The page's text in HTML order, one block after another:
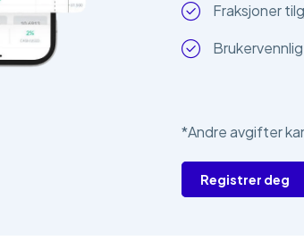
Fraksjoner
*Andre avgifter
Registrer deg